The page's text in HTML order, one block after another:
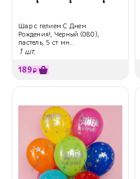
Шар с гелием С Днем
Рождения!, Черный (080),
пастель, 5 ст мн...
1 шт.
189₽